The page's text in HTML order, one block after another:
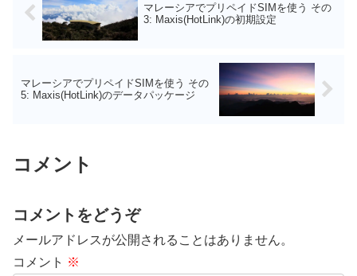
マレーシアでプリペイドSIMを使う その
3: Maxis(HotLink)の初期設定
マレーシアでプリペイドSIMを使う その
5: Maxis(HotLink)のデータパッケージ
コメント
コメントをどうぞ
メールアドレスが公開されることはありません。
コメント ※